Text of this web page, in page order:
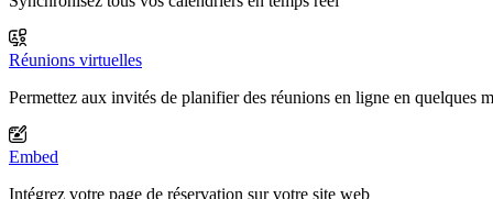
Réunions virtuelles
Permettez aux invités de planifier des réunions en ligne en quelques
Embed
Intégrez votre page de réservation sur votre site web